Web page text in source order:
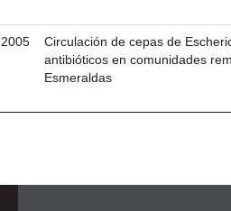
2005
Circulación de cepas de
antibióticos en comunidades
Esmeraldas